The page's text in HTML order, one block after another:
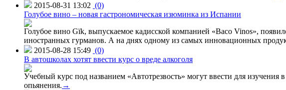
2015-08-31 13:02 (0)
Голубое вино – новая гастрономическая изюминка из Испании
Голубое вино Gïk, выпускаемое кадисской компанией «Baco Vinos»,
иностранных гурманов. А на днях одному из самых инновационных
2015-08-28 15:49 (0)
В автошколах хотят ввести курс о вреде алкоголя
Учебный курс под названием «Автотрезвость» могут ввести для
опьянения. →